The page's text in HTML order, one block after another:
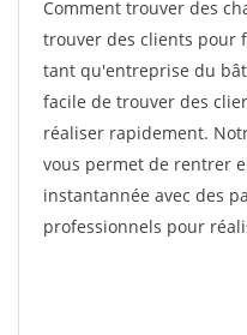
Comment trouver des
trouver des clients pour
tant qu'entreprise du
facile de trouver des
réaliser rapidement.
vous permet de rentrer
instantannée avec des
professionnels pour